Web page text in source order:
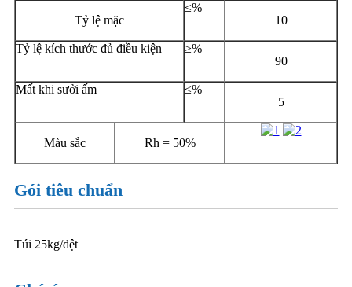
Tỷ lệ mặc
≤%
10
Tỷ lệ kích thước đủ điều kiện
≥%
90
Mất khi sưởi ấm
≤%
5
Màu sắc Rh = 50%
Gói tiêu chuẩn
Túi 25kg/dệt